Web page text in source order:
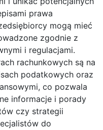
prawa
mogą mieć
zgodnie z
i regulacjami.
rachunkowych są na
podatkowych oraz
co pozwala
informacje i porady
czy strategii
do